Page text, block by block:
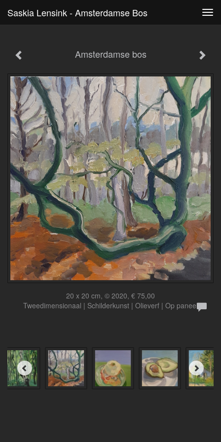
Saskia Lensink - Amsterdamse Bos
Amsterdamse bos
20 x 20 cm, © 2020, € 75,00
Tweedimensionaal | Schilderkunst | Olieverf | Op paneel